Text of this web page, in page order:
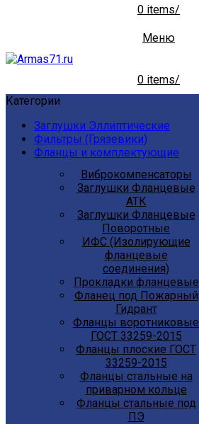
0 items/
Меню
0 items/
Категории
Заглушки Эллиптические
Фильтры (Грязевики)
Фланцы и комплектующие
Виброкомпенсаторы
Заглушки Фланцевые
АТК
Заглушки Фланцевые
Поворотные
ИФС (Изолирующие
фланцевые
соединения)
Прокладки фланцевые
Фланец под Пожарный
Гидрант
Фланцы воротниковые
ГОСТ 33259-2015
Фланцы плоские ГОСТ
33259-2015
Фланцы стальные на
приварном кольце
Фланцы стальные под
ПЭ